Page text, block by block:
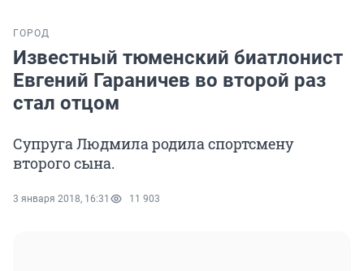
ГОРОД
Известный тюменский биатлонист
Евгений Гараничев во второй раз
стал отцом
Супруга Людмила родила спортсмену
второго сына.
3 января 2018, 16:31 11 903